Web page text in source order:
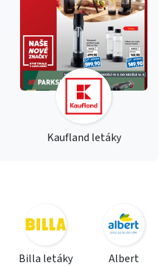
Kaufland letáky
Billa letáky
Albert